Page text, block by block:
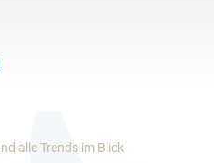
alle Trends im Blick